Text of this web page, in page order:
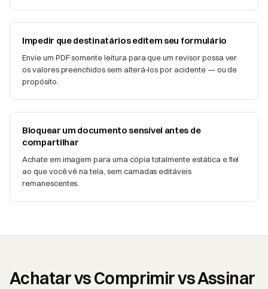
Impedir que destinatários editem seu formulário
Envie um PDF somente leitura para que um revisor possa ver
os valores preenchidos sem alterá-los por acidente — ou de
propósito.
Bloquear um documento sensível antes de
compartilhar
Achate em imagem para uma cópia totalmente estática e fiel
ao que você vê na tela, sem camadas editáveis
remanescentes.
Achatar vs Comprimir vs Assinar